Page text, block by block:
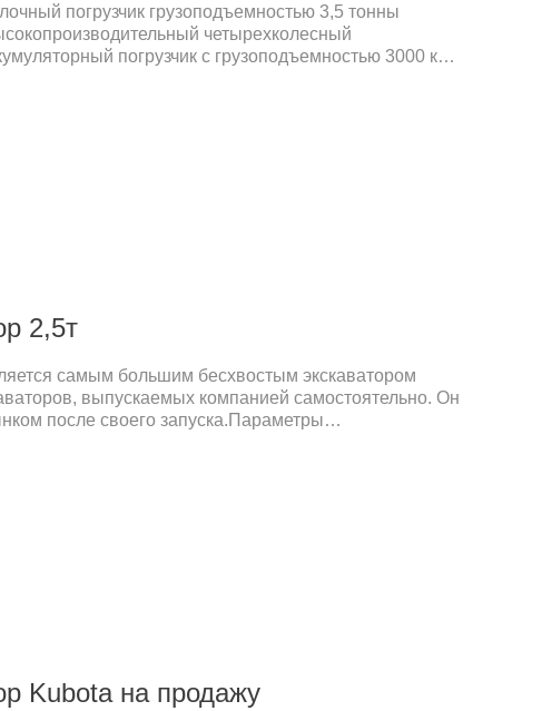
погрузчик грузоподъемностью 3,5 тонны
четырехколесный
погрузчик с грузоподъемностью 3000 кг и
достигает 3000 мм.
2,5т
самым большим бесхвостым экскаватором
выпускаемых компанией самостоятельно. Он
после своего запуска.Параметры
18,2 кВтТранспортная длина: 4522
1550 ммСкорость движения (низкая скорость/
Kubota на продажу